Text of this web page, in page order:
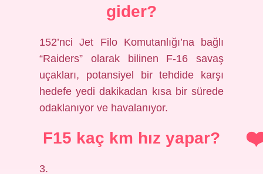
gider?
152’nci Jet Filo Komutanlığı’na bağlı
“Raiders” olarak bilinen F-16 savaş
uçakları, potansiyel bir tehdide karşı
hedefe yedi dakikadan kısa bir sürede
odaklanıyor ve havalanıyor.
F15 kaç km hız yapar?
3.